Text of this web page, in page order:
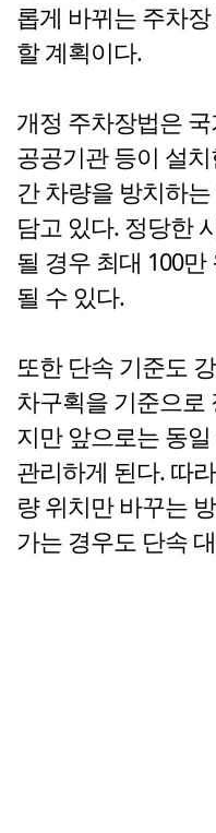
롭게 바뀌는 주차
할 계획이다.
개정 주차장법은
공공기관 등이 설
간 차량을 방치하
담고 있다. 정당한
될 경우 최대 100
될 수 있다.
또한 단속 기준도
차구획을 기준으로
지만 앞으로는 동
관리하게 된다. 따
량 위치만 바꾸는
가는 경우도 단속